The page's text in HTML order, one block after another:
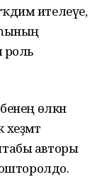
ителеүе,
роль
өлкән
авторы